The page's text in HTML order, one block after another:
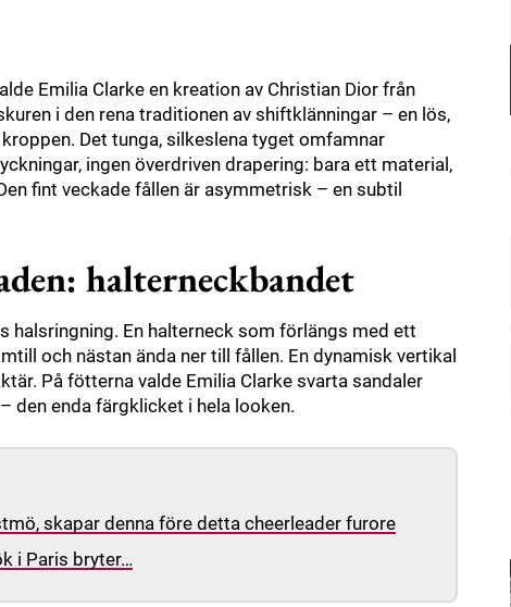
Emilia Clarke en kreation av Christian Dior från
i den rena traditionen av shiftklänningar – en lös,
Det tunga, silkeslena tyget omfamnar
ingen överdriven drapering: bara ett material,
fint veckade fållen är asymmetrisk – en subtil
halterneckbandet
halsringning. En halterneck som förlängs med ett
och nästan ända ner till fållen. En dynamisk vertikal
På fötterna valde Emilia Clarke svarta sandaler
den enda färgklicket i hela looken.
skapar denna före detta cheerleader furore
i Paris bryter…